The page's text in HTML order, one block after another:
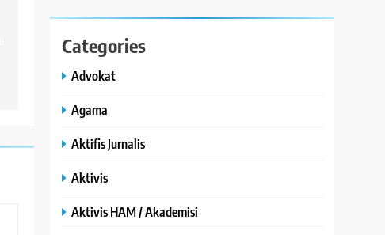
Categories
Advokat
Agama
Aktifis Jurnalis
Aktivis
Aktivis HAM / Akademisi